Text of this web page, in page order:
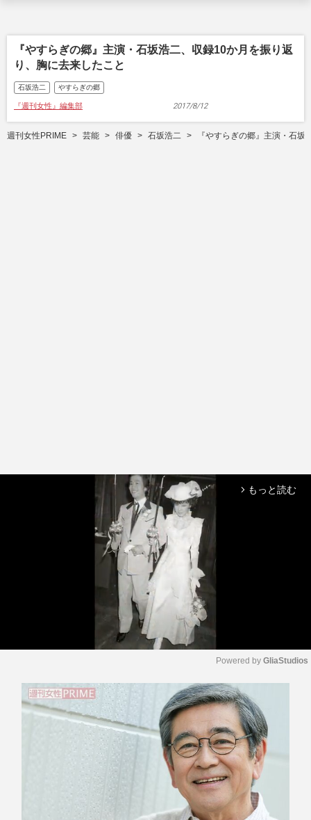
『やすらぎの郷』主演・石坂浩二、収録10か月を振り返
り、胸に去来したこと
石坂浩二 やすらぎの郷
『週刊女性』編集部 2017/8/12
週刊女性PRIME 芸能 俳優 石坂浩二 『やすらぎの郷』主演・石
arrow_forward_ios もっと読む
t
e
Powered by GliaStudios